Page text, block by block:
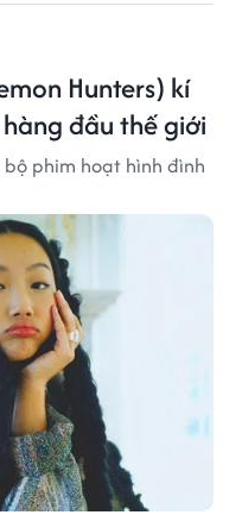
Hunters) kí
đầu thế giới
phim hoạt hình đình